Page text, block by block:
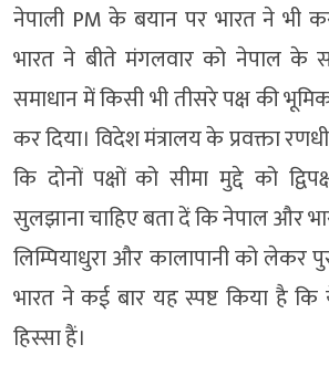
नेपाली PM के बयान पर भारत ने भी
भारत ने बीते मंगलवार को नेपाल के
समाधान में किसी भी तीसरे पक्ष की
कर दिया। विदेश मंत्रालय के प्रवक्ता
कि दोनों पक्षों को सीमा मुद्दे को
सुलझाना चाहिए बता दें कि नेपाल और
लिम्पियाधुरा और कालापानी को लेकर
भारत ने कई बार यह स्पष्ट किया है कि
हिस्सा हैं।